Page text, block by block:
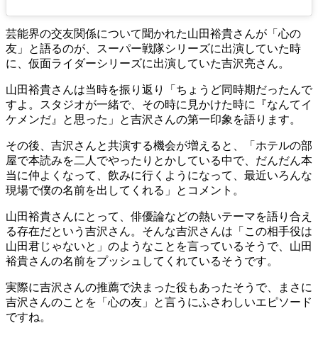
芸能界の交友関係について聞かれた山田裕貴さんが「心の
友」と語るのが、スーパー戦隊シリーズに出演していた時
に、仮面ライダーシリーズに出演していた吉沢亮さん。
山田裕貴さんは当時を振り返り「ちょうど同時期だったんで
すよ。スタジオが一緒で、その時に見かけた時に『なんてイ
ケメンだ』と思った」と吉沢さんの第一印象を語ります。
その後、吉沢さんと共演する機会が増えると、「ホテルの部
屋で本読みを二人でやったりとかしている中で、だんだん本
当に仲よくなって、飲みに行くようになって、最近いろんな
現場で僕の名前を出してくれる」とコメント。
山田裕貴さんにとって、俳優論などの熱いテーマを語り合え
る存在だという吉沢さん。そんな吉沢さんは「この相手役は
山田君じゃないと」のようなことを言っているそうで、山田
裕貴さんの名前をプッシュしてくれているそうです。
実際に吉沢さんの推薦で決まった役もあったそうで、まさに
吉沢さんのことを「心の友」と言うにふさわしいエピソード
ですね。